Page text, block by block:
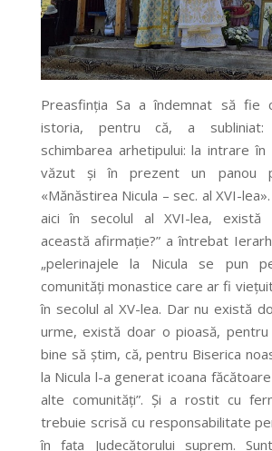
Preasfinția Sa a îndemnat să fie
istoria, pentru că, a subliniat:
schimbarea arhetipului: la intrare
văzut și în prezent un panou
«Mănăstirea Nicula – sec. al XVI-
aici în secolul al XVI-lea, există
această afirmație?” a întrebat
„pelerinajele la Nicula se pun
comunități monastice care ar fi
în secolul al XV-lea. Dar nu există
urme, există doar o pioasă, pentru
bine să știm, că, pentru Biserica
la Nicula l-a generat icoana
alte comunități”. Și a rostit cu
trebuie scrisă cu responsabilitate
în fața Judecătorului suprem.